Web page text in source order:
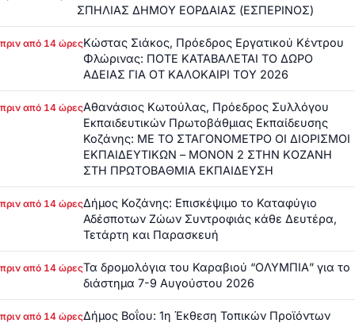
ΣΠΗΛΙΑΣ ΔΗΜΟΥ ΕΟΡΔΑΙΑΣ (ΕΣΠΕΡΙΝΟΣ)
πριν από 14 ώρεςΚώστας Σιάκος, Πρόεδρος Εργατικού Κέντρου
Φλώρινας: ΠΟΤΕ ΚΑΤΑΒΑΛΕΤΑΙ ΤΟ ΔΩΡΟ
ΑΔΕΙΑΣ ΓΙΑ ΟΤ ΚΑΛΟΚΑΙΡΙ ΤΟΥ 2026
πριν από 14 ώρεςΑθανάσιος Κωτούλας, Πρόεδρος Συλλόγου
Εκπαιδευτικών Πρωτοβάθμιας Εκπαίδευσης
Κοζάνης: ΜΕ ΤΟ ΣΤΑΓΟΝΟΜΕΤΡΟ ΟΙ ΔΙΟΡΙΣΜΟΙ
ΕΚΠΑΙΔΕΥΤΙΚΩΝ – ΜΟΝΟΝ 2 ΣΤΗΝ ΚΟΖΑΝΗ
ΣΤΗ ΠΡΩΤΟΒΑΘΜΙΑ ΕΚΠΑΙΔΕΥΣΗ
πριν από 14 ώρεςΔήμος Κοζάνης: Επισκέψιμο το Καταφύγιο
Αδέσποτων Ζώων Συντροφιάς κάθε Δευτέρα,
Τετάρτη και Παρασκευή
πριν από 14 ώρεςΤα δρομολόγια του Καραβιού “ΟΛΥΜΠΙΑ” για το
διάστημα 7-9 Αυγούστου 2026
πριν από 14 ώρεςΔήμος Βοΐου: 1η Έκθεση Τοπικών Προϊόντων